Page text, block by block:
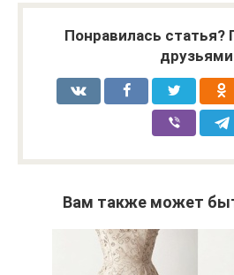
Понравилась статья?
Вам также может